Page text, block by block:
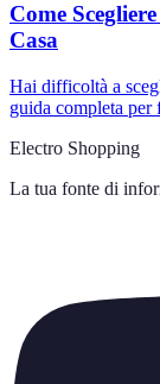
Come
Casa
Hai difficoltà a
guida completa per
Electro Shopping
La tua fonte di